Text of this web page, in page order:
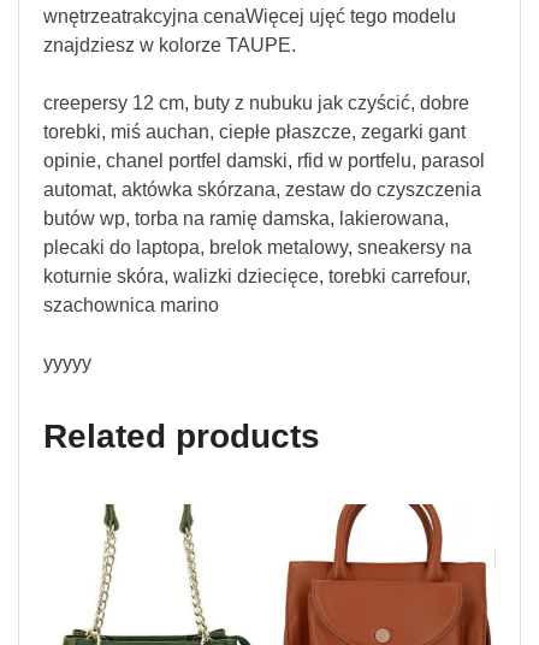
wnętrzeatrakcyjna cenaWięcej ujęć tego modelu
znajdziesz w kolorze TAUPE.
creepersy 12 cm, buty z nubuku jak czyścić, dobre
torebki, miś auchan, ciepłe płaszcze, zegarki gant
opinie, chanel portfel damski, rfid w portfelu, parasol
automat, aktówka skórzana, zestaw do czyszczenia
butów wp, torba na ramię damska, lakierowana,
plecaki do laptopa, brelok metalowy, sneakersy na
koturnie skóra, walizki dziecięce, torebki carrefour,
szachownica marino
yyyyy
Related products